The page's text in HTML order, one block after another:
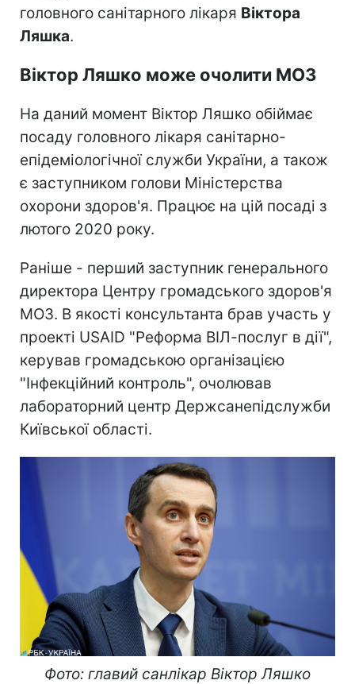
головного санітарного лікаря Віктора
Ляшка.
Віктор Ляшко може очолити МОЗ
На даний момент Віктор Ляшко обіймає
посаду головного лікаря санітарно-
епідеміологічної служби України, а також
є заступником голови Міністерства
охорони здоров'я. Працює на цій посаді з
лютого 2020 року.
Раніше - перший заступник генерального
директора Центру громадського здоров'я
МОЗ. В якості консультанта брав участь у
проекті USAID "Реформа ВІЛ-послуг в дії",
керував громадською організацією
"Інфекційний контроль", очолював
лабораторний центр Держсанепідслужби
Київської області.
Фото: главий санлікар Віктор Ляшко